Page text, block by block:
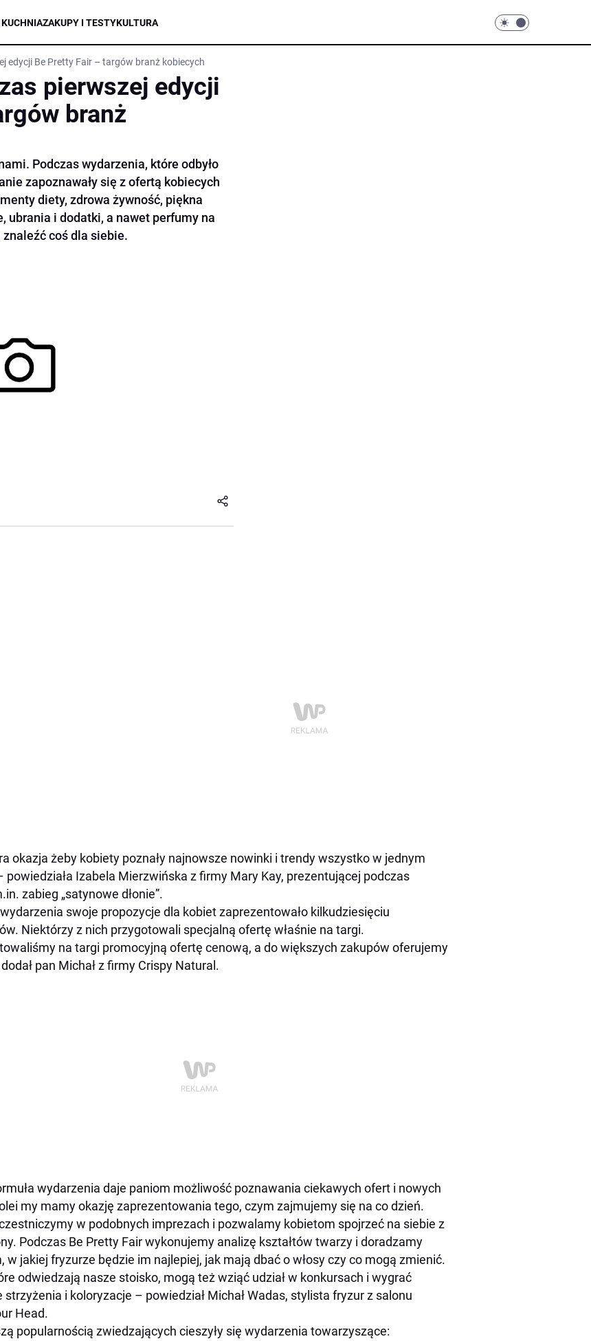
ZAKUPY I TESTYKULTURA
edycji Be Pretty Fair – targów branż kobiecych
pierwszej edycji
branż
Podczas wydarzenia, które odbyło
zapoznawały się z ofertą kobiecych
diety, zdrowa żywność, piękna
ubrania i dodatki, a nawet perfumy na
coś dla siebie.
okazja żeby kobiety poznały najnowsze nowinki i trendy wszystko w jednym
powiedziała Izabela Mierzwińska z firmy Mary Kay, prezentującej podczas
zabieg „satynowe dłonie”.
swoje propozycje dla kobiet zaprezentowało kilkudziesięciu
Niektórzy z nich przygotowali specjalną ofertę właśnie na targi.
na targi promocyjną ofertę cenową, a do większych zakupów oferujemy
pan Michał z firmy Crispy Natural.
wydarzenia daje paniom możliwość poznawania ciekawych ofert i nowych
my mamy okazję zaprezentowania tego, czym zajmujemy się na co dzień.
w podobnych imprezach i pozwalamy kobietom spojrzeć na siebie z
Podczas Be Pretty Fair wykonujemy analizę kształtów twarzy i doradzamy
w jakiej fryzurze będzie im najlepiej, jak mają dbać o włosy czy co mogą zmienić.
odwiedzają nasze stoisko, mogą też wziąć udział w konkursach i wygrać
strzyżenia i koloryzacje – powiedział Michał Wadas, stylista fryzur z salonu
Head.
popularnością zwiedzających cieszyły się wydarzenia towarzyszące: